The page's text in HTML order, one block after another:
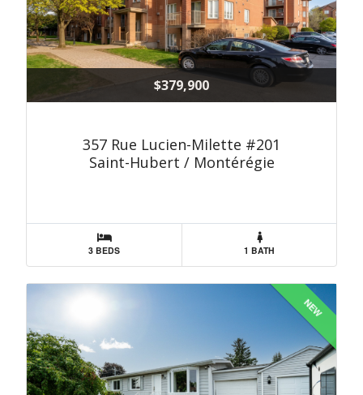
$379,900
357 Rue Lucien-Milette #201
Saint-Hubert / Montérégie
3 BEDS 1 BATH
NEW